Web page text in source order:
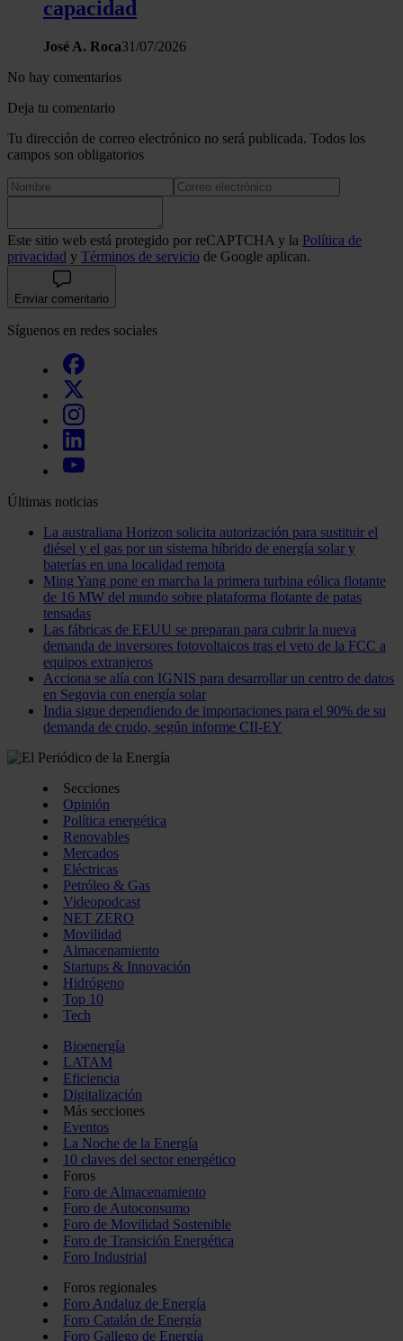
capacidad
José A. Roca31/07/2026
No hay comentarios
Deja tu comentario
Tu dirección de correo electrónico no será publicada. Todos los
campos son obligatorios
Este sitio web está protegido por reCAPTCHA y la Política de
privacidad y Términos de servicio de Google aplican.
Enviar comentario
Síguenos en redes sociales
Últimas noticias
La australiana Horizon solicita autorización para sustituir el
diésel y el gas por un sistema híbrido de energía solar y
baterías en una localidad remota
Ming Yang pone en marcha la primera turbina eólica flotante
de 16 MW del mundo sobre plataforma flotante de patas
tensadas
Las fábricas de EEUU se preparan para cubrir la nueva
demanda de inversores fotovoltaicos tras el veto de la FCC a
equipos extranjeros
Acciona se alía con IGNIS para desarrollar un centro de datos
en Segovia con energía solar
India sigue dependiendo de importaciones para el 90% de su
demanda de crudo, según informe CII-EY
Secciones
Opinión
Política energética
Renovables
Mercados
Eléctricas
Petróleo & Gas
Videopodcast
NET ZERO
Movilidad
Almacenamiento
Startups & Innovación
Hidrógeno
Top 10
Tech
Bioenergía
LATAM
Eficiencia
Digitalización
Más secciones
Eventos
La Noche de la Energía
10 claves del sector energético
Foros
Foro de Almacenamiento
Foro de Autoconsumo
Foro de Movilidad Sostenible
Foro de Transición Energética
Foro Industrial
Foros regionales
Foro Andaluz de Energía
Foro Catalán de Energía
Foro Gallego de Energía